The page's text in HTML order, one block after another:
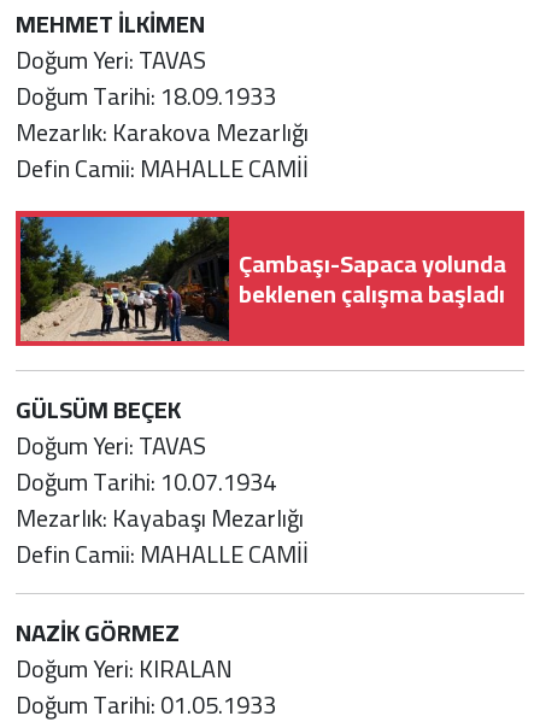
MEHMET İLKİMEN
Doğum Yeri: TAVAS
Doğum Tarihi: 18.09.1933
Mezarlık: Karakova Mezarlığı
Defin Camii: MAHALLE CAMİİ
Çambaşı-Sapaca yolunda
beklenen çalışma başladı
GÜLSÜM BEÇEK
Doğum Yeri: TAVAS
Doğum Tarihi: 10.07.1934
Mezarlık: Kayabaşı Mezarlığı
Defin Camii: MAHALLE CAMİİ
NAZİK GÖRMEZ
Doğum Yeri: KIRALAN
Doğum Tarihi: 01.05.1933